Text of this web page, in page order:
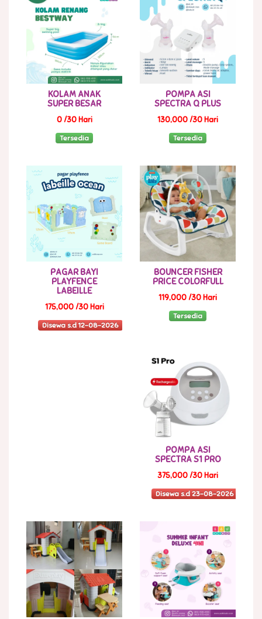
KOLAM ANAK
SUPER BESAR
0 /30 Hari
Tersedia
POMPA ASI
SPECTRA Q PLUS
130,000 /30 Hari
Tersedia
PAGAR BAYI
PLAYFENCE
LABEILLE
175,000 /30 Hari
Disewa s.d 12-08-2026
BOUNCER FISHER
PRICE COLORFULL
119,000 /30 Hari
Tersedia
POMPA ASI
SPECTRA S1 PRO
375,000 /30 Hari
Disewa s.d 23-08-2026